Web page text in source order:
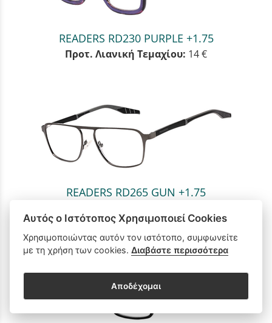
READERS RD230 PURPLE +1.75
Προτ. Λιανική Τεμαχίου: 14 €
READERS RD265 GUN +1.75
Αυτός ο Ιστότοπος Χρησιμοποιεί Cookies
Χρησιμοποιώντας αυτόν τον ιστότοπο, συμφωνείτε
με τη χρήση των cookies.Διαβάστε περισσότερα
Αποδέχομαι